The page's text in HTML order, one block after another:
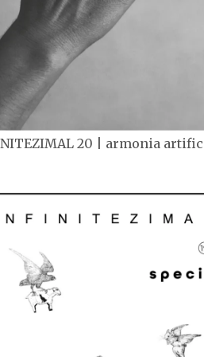
20 | armonia